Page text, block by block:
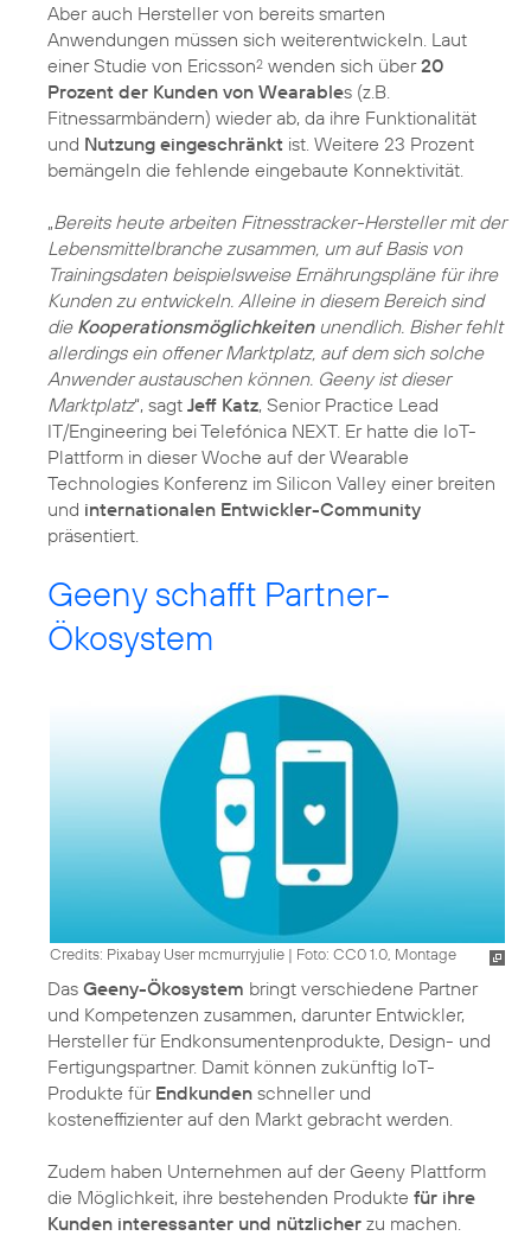
Aber auch Hersteller von bereits smarten
Anwendungen müssen sich weiterentwickeln. Laut
einer Studie von Ericsson2 wenden sich über20
Prozent der Kunden von Wearables (z.B.
Fitnessarmbändern) wieder ab, da ihre Funktionalität
und Nutzung eingeschränkt ist. Weitere 23 Prozent
bemängeln die fehlende eingebaute Konnektivität.
„Bereits heute arbeiten Fitnesstracker-Hersteller mit der
Lebensmittelbranche zusammen, um auf Basis von
Trainingsdaten beispielsweise Ernährungspläne für ihre
Kunden zu entwickeln. Alleine in diesem Bereich sind
die Kooperationsmöglichkeitenunendlich. Bisher fehlt
allerdings ein offener Marktplatz, auf dem sich solche
Anwender austauschen können. Geeny ist dieser
Marktplatz“, sagt Jeff Katz, Senior Practice Lead
IT/Engineering bei Telefónica NEXT. Er hatte die IoT-
Plattform in dieser Woche auf der Wearable
Technologies Konferenz im Silicon Valley einer breiten
und internationalen Entwickler-Community
präsentiert.
Geeny schafft Partner-
Ökosystem
Credits: Pixabay User mcmurryjulie | Foto: CC0 1.0, Montage
Das Geeny-Ökosystem bringt verschiedene Partner
und Kompetenzen zusammen, darunter Entwickler,
Hersteller für Endkonsumentenprodukte, Design- und
Fertigungspartner. Damit können zukünftig IoT-
Produkte für Endkunden schneller und
kosteneffizienter auf den Markt gebracht werden.
Zudem haben Unternehmen auf der Geeny Plattform
die Möglichkeit, ihre bestehenden Produkte für ihre
Kunden interessanter und nützlicher zu machen.